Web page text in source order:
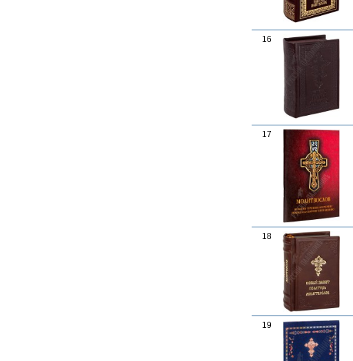
16
17
18
19